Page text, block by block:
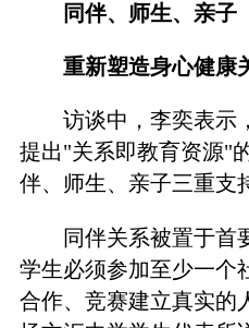
同伴、师生、亲子
重新塑造身心健康
访谈中，李奕表示
提出"关系即教育资源"
伴、师生、亲子三重支
同伴关系被置于首
学生必须参加至少一个
合作、竞赛建立真实的